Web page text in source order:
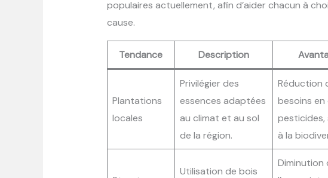
populaires actuellement, afin d’aider chacun à
cause.
Tendance Description
Plantations
locales
Privilégier des
essences adaptées
au climat et au sol
de la région.
Réduction
besoins en
pesticides,
à la
Utilisation de bois
Diminution